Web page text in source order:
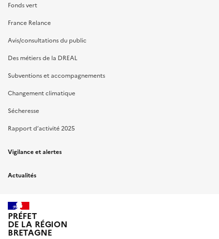
Fonds vert
France Relance
Avis/consultations du public
Des métiers de la DREAL
Subventions et accompagnements
Changement climatique
Sécheresse
Rapport d’activité 2025
Vigilance et alertes
Actualités
PRÉFET
DE LA RÉGION
BRETAGNE